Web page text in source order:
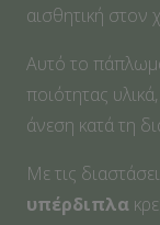
αισθητική στον
Αυτό το
ποιότητας
άνεση κατά τη
Με τις
υπέρδιπλα